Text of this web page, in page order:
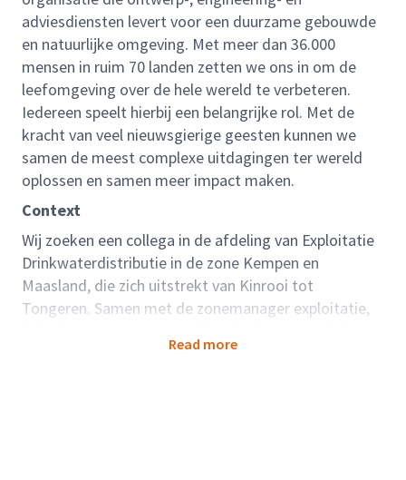
adviesdiensten levert voor een duurzame gebouwde
en natuurlijke omgeving. Met meer dan 36.000
mensen in ruim 70 landen zetten we ons in om de
leefomgeving over de hele wereld te verbeteren.
Iedereen speelt hierbij een belangrijke rol. Met de
kracht van veel nieuwsgierige geesten kunnen we
samen de meest complexe uitdagingen ter wereld
oplossen en samen meer impact maken.
Context
Wij zoeken een collega in de afdeling van Exploitatie
Drinkwaterdistributie in de zone Kempen en
Maasland, die zich uitstrekt van Kinrooi tot
Tongeren. Samen met de zonemanager exploitatie,
voor het onderhoud van het drinkwaternet van de 16
Read more